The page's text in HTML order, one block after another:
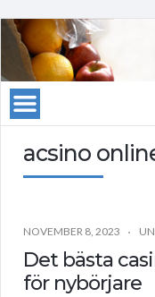
acsino
NOVEMBER 8, 2023
Det bästa
för nybörjare